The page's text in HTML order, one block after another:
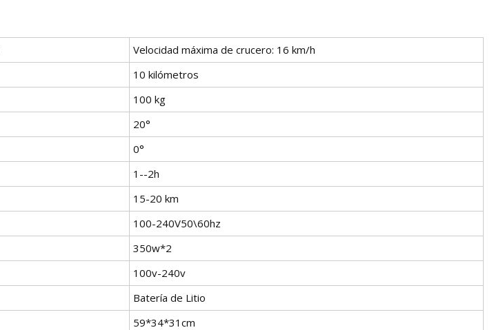
Velocidad máxima de crucero: 16 km/h
10 kilómetros
100 kg
20°
0°
1--2h
15-20 km
100-240V50\60hz
350w*2
100v-240v
Batería de Litio
59*34*31cm